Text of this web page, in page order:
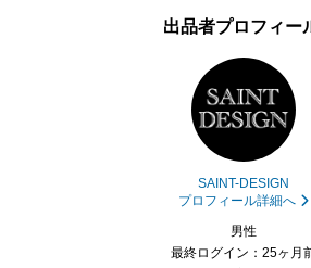
出品者プロフィー
SAINT-DESIGN
プロフィール詳細へ
男性
最終ログイン：25ヶ月